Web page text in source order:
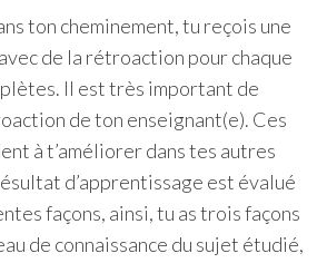
ton cheminement, tu reçois une
de la rétroaction pour chaque
Il est très important de
de ton enseignant(e). Ces
à t’améliorer dans tes autres
d’apprentissage est évalué
façons, ainsi, tu as trois façons
de connaissance du sujet étudié,